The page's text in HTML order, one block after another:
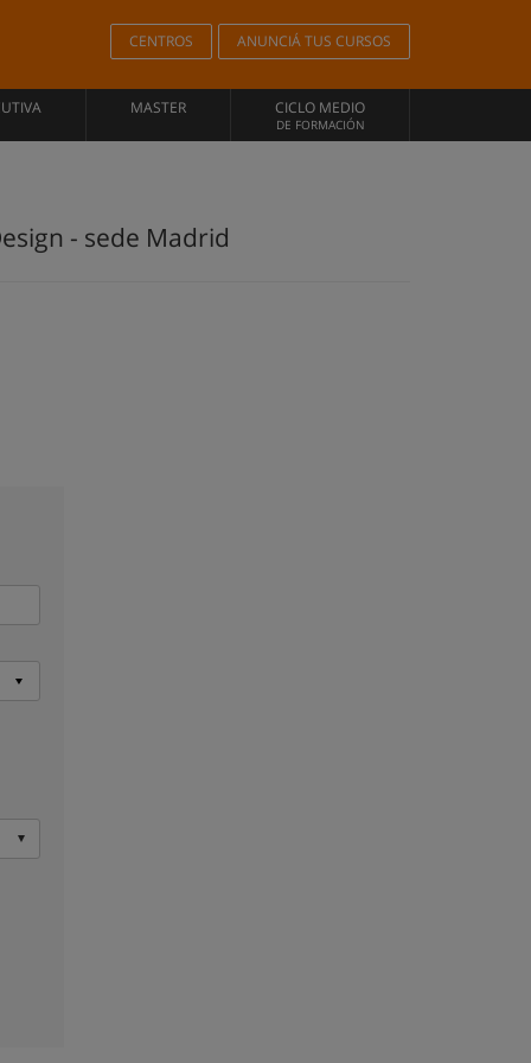
CENTROS ANUNCIÁ TUS CURSOS
MASTER CICLO MEDIO
DE FORMACIÓN
- sede Madrid